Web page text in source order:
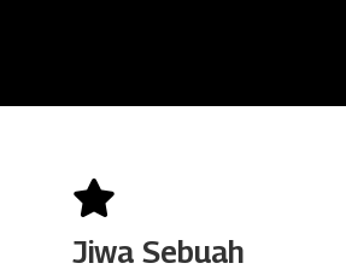

Jiwa Sebuah